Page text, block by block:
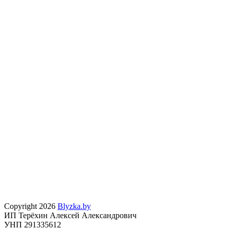
Copyright 2026 Blyzka.by
ИП Терёхин Алексей Александрович
УНП 291335612